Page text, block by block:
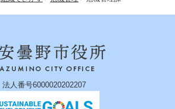
法人番号6000020202207